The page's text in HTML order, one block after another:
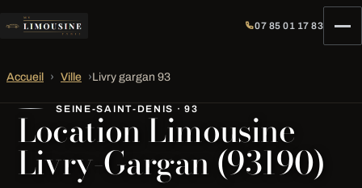
07 85 01 17 83
Accueil › Ville ›Livry gargan 93
SEINE-SAINT-DENIS · 93
Location Limousine
Livry-Gargan (93190)